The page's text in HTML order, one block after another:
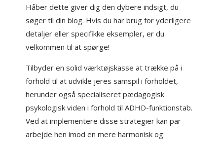
Håber dette giver dig den dybere indsigt, du
søger til din blog. Hvis du har brug for yderligere
detaljer eller specifikke eksempler, er du
velkommen til at spørge!
Tilbyder en solid værktøjskasse at trække på i
forhold til at udvikle jeres samspil i forholdet,
herunder også specialiseret pædagogisk
psykologisk viden i forhold til ADHD-funktionstab.
Ved at implementere disse strategier kan par
arbejde hen imod en mere harmonisk og